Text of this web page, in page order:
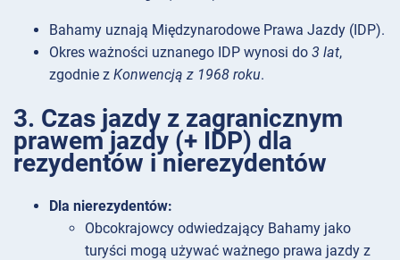
Bahamy uznają Międzynarodowe Prawa Jazdy (IDP).
Okres ważności uznanego IDP wynosi do 3 lat,
zgodnie z Konwencją z 1968 roku.
3. Czas jazdy z zagranicznym
prawem jazdy (+ IDP) dla
rezydentów i nierezydentów
Dla nierezydentów:
Obcokrajowcy odwiedzający Bahamy jako
turyści mogą używać ważnego prawa jazdy z